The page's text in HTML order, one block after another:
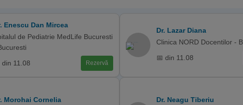
Enescu Dan Mircea
de Pediatrie MedLife Bucuresti
din 11.08 Rezervă
Dr. Lazar Diana
Clinica NORD Docentilor -
📅 din 11.08
Morohai Cornelia
Dr. Neagu Tiberiu